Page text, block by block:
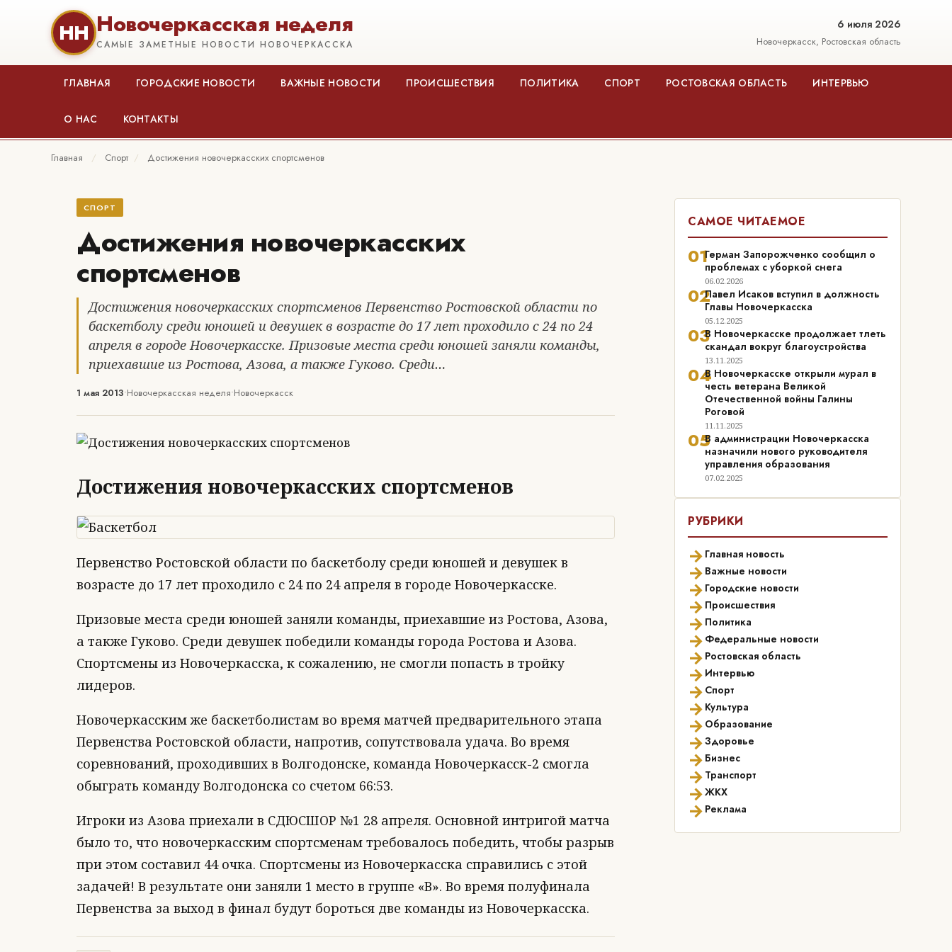
НН Новочеркасская неделя
САМЫЕ ЗАМЕТНЫЕ НОВОСТИ НОВОЧЕРКАССКА
6 июля 2026
Новочеркасск, Ростовская область
ГЛАВНАЯ ГОРОДСКИЕ НОВОСТИ ВАЖНЫЕ НОВОСТИ ПРОИСШЕСТВИЯ ПОЛИТИКА СПОРТ РОСТОВСКАЯ ОБЛАСТЬ ИНТЕРВЬЮ
О НАС КОНТАКТЫ
Главная / Спорт / Достижения новочеркасских спортсменов
СПОРТ
Достижения новочеркасских
спортсменов
Достижения новочеркасских спортсменов Первенство Ростовской области по
баскетболу среди юношей и девушек в возрасте до 17 лет проходило с 24 по 24
апреля в городе Новочеркасске. Призовые места среди юношей заняли команды,
приехавшие из Ростова, Азова, а также Гуково. Среди…
1 мая 2013•Новочеркасская неделя•Новочеркасск
Достижения новочеркасских спортсменов
Первенство Ростовской области по баскетболу среди юношей и девушек в
возрасте до 17 лет проходило с 24 по 24 апреля в городе Новочеркасске.
Призовые места среди юношей заняли команды, приехавшие из Ростова, Азова,
а также Гуково. Среди девушек победили команды города Ростова и Азова.
Спортсмены из Новочеркасска, к сожалению, не смогли попасть в тройку
лидеров.
Новочеркасским же баскетболистам во время матчей предварительного этапа
Первенства Ростовской области, напротив, сопутствовала удача. Во время
соревнований, проходивших в Волгодонске, команда Новочеркасск-2 смогла
обыграть команду Волгодонска со счетом 66:53.
Игроки из Азова приехали в СДЮСШОР №1 28 апреля. Основной интригой матча
было то, что новочеркасским спортсменам требовалось победить, чтобы разрыв
при этом составил 44 очка. Спортсмены из Новочеркасска справились с этой
задачей! В результате они заняли 1 место в группе «В». Во время полуфинала
Первенства за выход в финал будут бороться две команды из Новочеркасска.
САМОЕ ЧИТАЕМОЕ
01Герман Запорожченко сообщил о
проблемах с уборкой снега
06.02.2026
02Павел Исаков вступил в должность
Главы Новочеркасска
05.12.2025
03В Новочеркасске продолжает тлеть
скандал вокруг благоустройства
13.11.2025
04В Новочеркасске открыли мурал в
честь ветерана Великой
Отечественной войны Галины
Роговой
11.11.2025
05В администрации Новочеркасска
назначили нового руководителя
управления образования
07.02.2025
РУБРИКИ
→ Главная новость
→ Важные новости
→ Городские новости
→ Происшествия
→ Политика
→ Федеральные новости
→ Ростовская область
→ Интервью
→ Спорт
→ Культура
→ Образование
→Здоровье
→ Бизнес
→ Транспорт
→ЖКХ
→ Реклама